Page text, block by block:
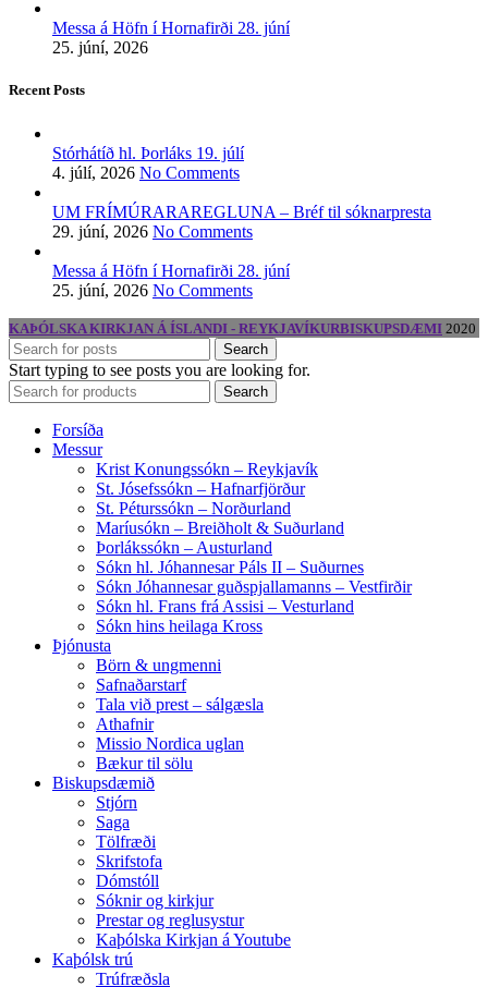
Messa á Höfn í Hornafirði 28. júní
25. júní, 2026
Recent Posts
Stórhátíð hl. Þorláks 19. júlí
4. júlí, 2026 No Comments
UM FRÍMÚRARAREGLUNA – Bréf til sóknarpresta
29. júní, 2026 No Comments
Messa á Höfn í Hornafirði 28. júní
25. júní, 2026 No Comments
KAÞÓLSKA KIRKJAN Á ÍSLANDI - REYKJAVÍKURBISKUPSDÆMI 2020
Search
Start typing to see posts you are looking for.
Search
Forsíða
Messur
Krist Konungssókn – Reykjavík
St. Jósefssókn – Hafnarfjörður
St. Péturssókn – Norðurland
Maríusókn – Breiðholt & Suðurland
Þorlákssókn – Austurland
Sókn hl. Jóhannesar Páls II – Suðurnes
Sókn Jóhannesar guðspjallamanns – Vestfirðir
Sókn hl. Frans frá Assisi – Vesturland
Sókn hins heilaga Kross
Þjónusta
Börn & ungmenni
Safnaðarstarf
Tala við prest – sálgæsla
Athafnir
Missio Nordica uglan
Bækur til sölu
Biskupsdæmið
Stjórn
Saga
Tölfræði
Skrifstofa
Dómstóll
Sóknir og kirkjur
Prestar og reglusystur
Kaþólska Kirkjan á Youtube
Kaþólsk trú
Trúfræðsla